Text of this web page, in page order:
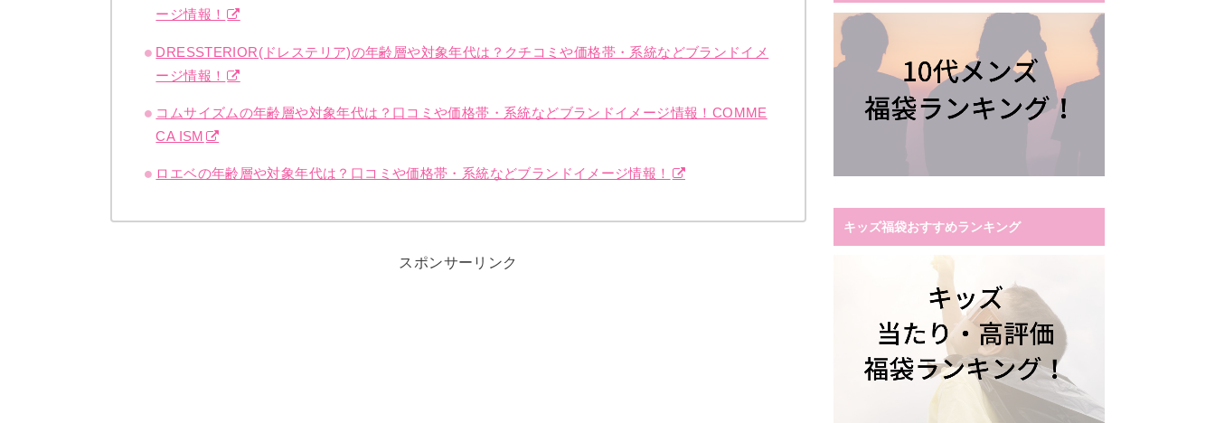
ージ情報！
DRESSTERIOR(ドレステリア)の年齢層や対象年代は？クチコミや価格帯・系統などブランドイメ
ージ情報！
コムサイズムの年齢層や対象年代は？口コミや価格帯・系統などブランドイメージ情報！COMME
CA ISM
ロエベの年齢層や対象年代は？口コミや価格帯・系統などブランドイメージ情報！
スポンサーリンク
キッズ福袋おすすめランキング